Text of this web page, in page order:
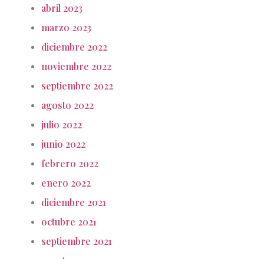
abril 2023
marzo 2023
diciembre 2022
noviembre 2022
septiembre 2022
agosto 2022
julio 2022
junio 2022
febrero 2022
enero 2022
diciembre 2021
octubre 2021
septiembre 2021